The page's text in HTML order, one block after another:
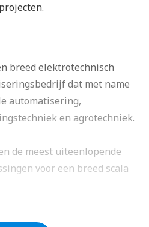
breed elektrotechnisch
dat met name
automatisering,
en agrotechniek.
de meest uiteenlopende
voor een breed scala